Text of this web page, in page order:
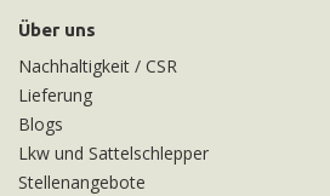
Über uns
Nachhaltigkeit / CSR
Lieferung
Blogs
Lkw und Sattelschlepper
Stellenangebote